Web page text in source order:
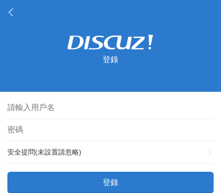
登錄
安全提問(未設置請忽略)
登錄